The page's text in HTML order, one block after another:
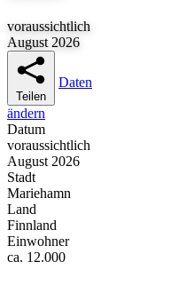
voraussichtlich
August 2026
Teilen
Daten
ändern
Datum
voraussichtlich
August 2026
Stadt
Mariehamn
Land
Finnland
Einwohner
ca. 12.000